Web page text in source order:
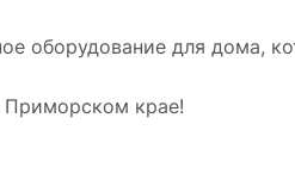
оборудование для дома,
Приморском крае!